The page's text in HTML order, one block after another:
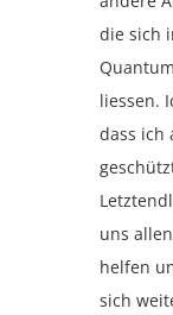
die sich
liessen.
dass ich
uns
helfen
sich